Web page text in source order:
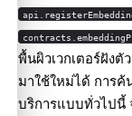
พื้นผิวเวกเตอร์ฝังตั
มาใช้ใหม่ได้ การ
บริการแบบทั่วไปนี้